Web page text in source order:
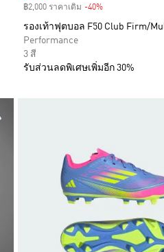
฿2,000 ราคาเดิม -40%Discount
รองเท้าฟุตบอล F50 Club Firm/
Performance
3 สี
รับส่วนลดพิเศษเพิ่มอีก 30%